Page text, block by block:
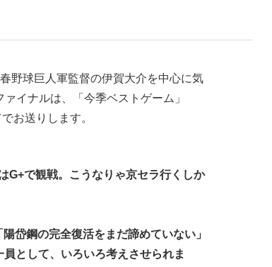
もっと見る
もっと見る
野球巨人軍監督の伊賀大介を中心に気
イナルは、「今季ベストゲーム」
お送りします。
G+で観戦。こうなりゃ京セラ行くしか
岱鋼の完全復活をまだ諦めていない」
として、いろいろ考えさせられま